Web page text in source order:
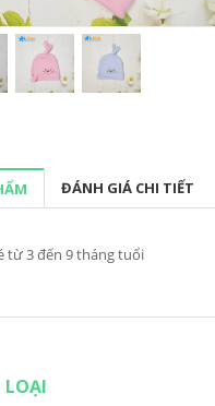
ĐÁNH GIÁ CHI TIẾT
từ 3 đến 9 tháng tuổi
LOẠI